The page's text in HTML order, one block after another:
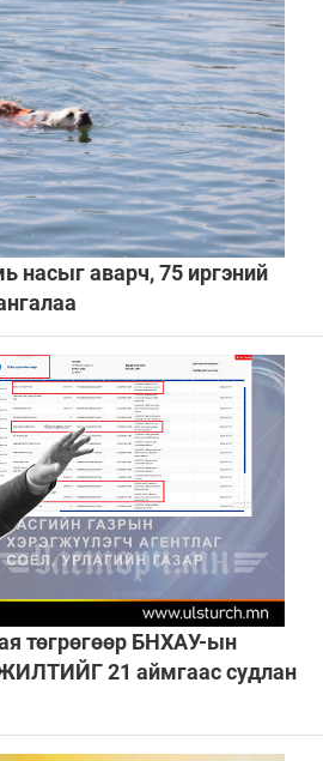
насыг аварч, 75 иргэний
төгрөгөөр БНХАУ-ын
21 аймгаас судлан